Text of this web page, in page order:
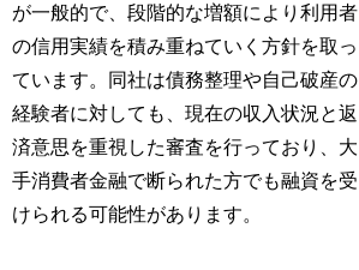
が一般的で、段階的な増額により利用者
の信用実績を積み重ねていく方針を取っ
ています。同社は債務整理や自己破産の
経験者に対しても、現在の収入状況と返
済意思を重視した審査を行っており、大
手消費者金融で断られた方でも融資を受
けられる可能性があります。